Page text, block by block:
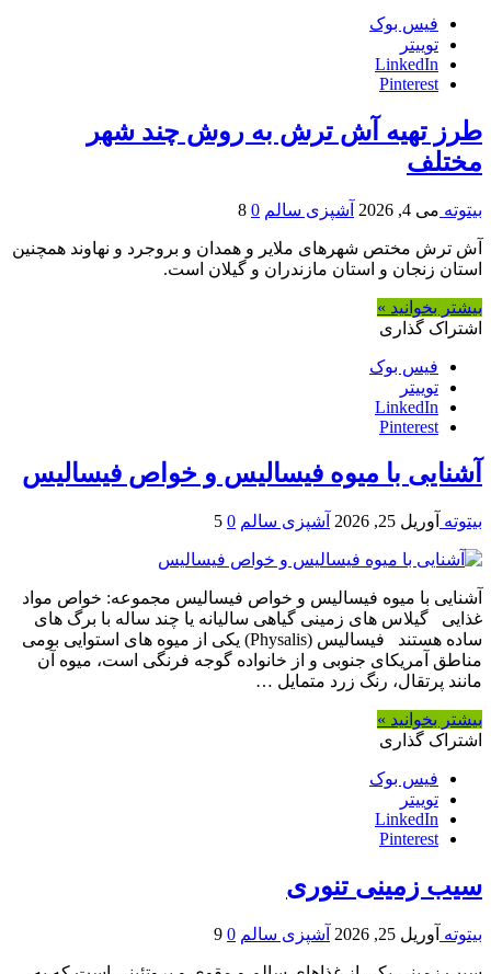
فیس بوک
توییتر
LinkedIn
Pinterest
طرز تهیه آش ترش به روش چند شهر
مختلف
بیتوته می 4, 2026 آشپزی سالم 0
8
آش ترش مختص شهرهای ملایر و همدان و بروجرد و نهاوند همچنین
استان زنجان و استان مازندران و گیلان است.
بیشتر بخوانید »
اشتراک گذاری
فیس بوک
توییتر
LinkedIn
Pinterest
آشنایی با میوه فیسالیس و خواص فیسالیس
بیتوته آوریل 25, 2026 آشپزی سالم 0
5
آشنایی با میوه فیسالیس و خواص فیسالیس مجموعه: خواص مواد
غذایی گیلاس های زمینی گیاهی سالیانه یا چند ساله با برگ های
ساده هستند فیسالیس (Physalis) یکی از میوه های استوایی بومی
مناطق آمریکای جنوبی و از خانواده گوجه فرنگی است، میوه آن
مانند پرتقال، رنگ زرد متمایل …
بیشتر بخوانید »
اشتراک گذاری
فیس بوک
توییتر
LinkedIn
Pinterest
سیب زمینی تنوری
بیتوته آوریل 25, 2026 آشپزی سالم 0
9